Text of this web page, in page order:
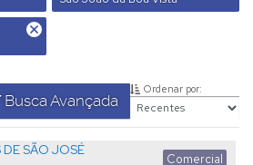
Busca Avançada
Ordenar por:
Comercial